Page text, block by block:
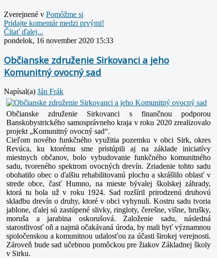
Zverejnené v Pomôžme si
Pridajte komentár medzi prvými!
Čítať ďalej...
pondelok, 16 november 2020 15:33
Občianske združenie Sirkovanci a jeho
Komunitný ovocný sad
Napísal(a) Ján Frák
Občianske združenie Sirkovanci s finančnou podporou
Banskobystrického samosprávneho kraja v roku 2020 zrealizovalo
projekt „Komunitný ovocný sad“.
Cieľom nového funkčného využitia pozemku v obci Sirk, okres
Revúca, ku ktorému sme pristúpili aj na základe iniciatívy
miestnych občanov, bolo vybudovanie funkčného komunitného
sadu, tvoreného spektrom ovocných drevín. Zriadenie tohto sadu
obohatilo obec o ďalšiu rehabilitovanú plochu a skrášlilo oblasť v
strede obce, časť Humno, na mieste bývalej školskej záhrady,
ktorá tu bola už v roku 1924. Sad rozšíril prirodzenú druhovú
skladbu drevín o druhy, ktoré v obci vyhynuli. Kostru sadu tvoria
jablone, ďalej sú zastúpené slivky, ringloty, čerešne, višne, hrušky,
moruša a jarabina oskorušová. Založenie sadu, následná
starostlivosť oň a najmä očakávaná úroda, by mali byť významnou
spoločenskou a komunitnou udalosťou za účasti širokej verejnosti.
Zároveň bude sad učebnou pomôckou pre žiakov Základnej školy
v Sirku.